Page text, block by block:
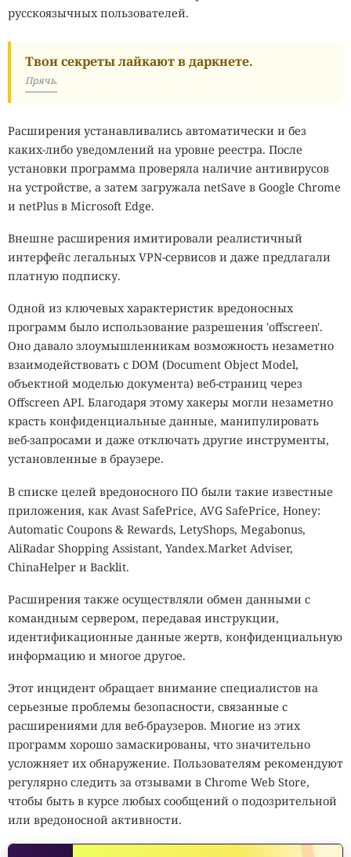
русскоязычных пользователей.
Твои секреты лайкают в даркнете.
Прячь.
Расширения устанавливались автоматически и без
каких-либо уведомлений на уровне реестра. После
установки программа проверяла наличие антивирусов
на устройстве, а затем загружала netSave в Google Chrome
и netPlus в Microsoft Edge.
Внешне расширения имитировали реалистичный
интерфейс легальных VPN-сервисов и даже предлагали
платную подписку.
Одной из ключевых характеристик вредоносных
программ было использование разрешения 'offscreen'.
Оно давало злоумышленникам возможность незаметно
взаимодействовать с DOM (Document Object Model,
объектной моделью документа) веб-страниц через
Offscreen API. Благодаря этому хакеры могли незаметно
красть конфиденциальные данные, манипулировать
веб-запросами и даже отключать другие инструменты,
установленные в браузере.
В списке целей вредоносного ПО были такие известные
приложения, как Avast SafePrice, AVG SafePrice, Honey:
Automatic Coupons & Rewards, LetyShops, Megabonus,
AliRadar Shopping Assistant, Yandex.Market Adviser,
ChinaHelper и Backlit.
Расширения также осуществляли обмен данными с
командным сервером, передавая инструкции,
идентификационные данные жертв, конфиденциальную
информацию и многое другое.
Этот инцидент обращает внимание специалистов на
серьезные проблемы безопасности, связанные с
расширениями для веб-браузеров. Многие из этих
программ хорошо замаскированы, что значительно
усложняет их обнаружение. Пользователям рекомендуют
регулярно следить за отзывами в Chrome Web Store,
чтобы быть в курсе любых сообщений о подозрительной
или вредоносной активности.